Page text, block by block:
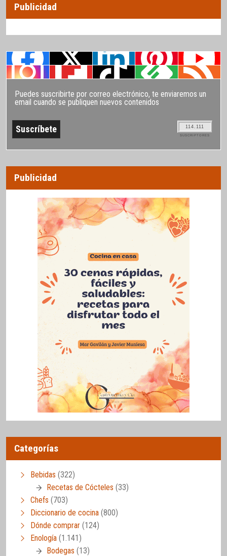
Publicidad
Puedes suscribirte por correo electrónico, te enviaremos un
email cuando se publiquen nuevos contenidos
114.111
SUSCRIPTORES
Publicidad
Categorías
Bebidas (322)
Recetas de Cócteles (33)
Chefs (703)
Diccionario de cocina (800)
Dónde comprar (124)
Enología (1.141)
Bodegas (13)